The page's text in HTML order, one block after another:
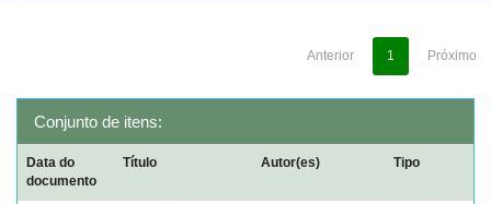
Anterior 1 Próximo
Conjunto de itens:
Data do
documento
Título Autor(es) Tipo